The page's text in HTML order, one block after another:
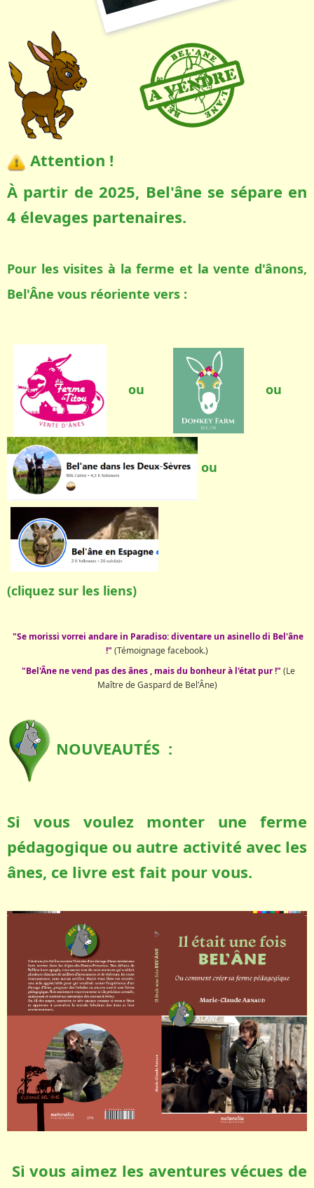
Attention !
À partir de 2025, Bel'âne se sépare en
4 élevages partenaires.
Pour les visites à la ferme et la vente d'ânons,
Bel'Âne vous réoriente vers :
ou ou
ou
(cliquez sur les liens)
"Se morissi vorrei andare in Paradiso: diventare un asinello di Bel'âne
!" (Témoignage facebook.)
"Bel'Âne ne vend pas des ânes , mais du bonheur à l'état pur !" (Le
Maître de Gaspard de Bel'Âne)
NOUVEAUTÉS :
Si vous voulez monter une ferme
pédagogique ou autre activité avec les
ânes, ce livre est fait pour vous.
Si vous aimez les aventures vécues de